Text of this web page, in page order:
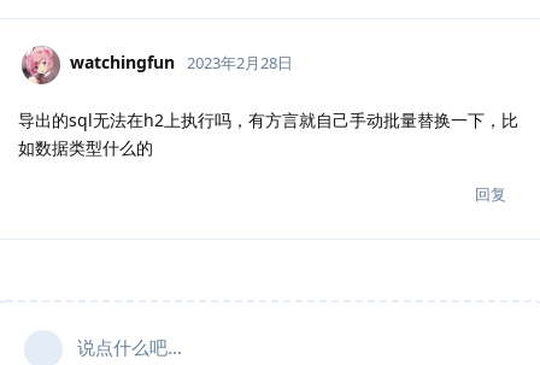
watchingfun 2023年2月28日
导出的sql无法在h2上执行吗，有方言就自己手动批量替换一下，比
如数据类型什么的
回复
说点什么吧...